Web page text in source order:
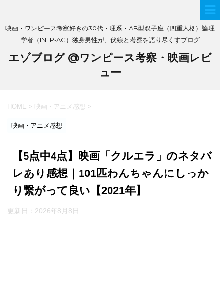
映画・ワンピース考察好きの30代・理系・AB型双子座（四重人格）論理
学者（INTP-AC）独身男性が、伏線と考察を語り尽くすブログ
エゾブログ @ワンピース考察・映画レビ
ュー
HOME > 映画・アニメ感想 >
映画・アニメ感想
【5点中4点】映画「クルエラ」のネタバ
レあり感想｜101匹わんちゃんにしっか
り繋がって良い【2021年】
更新日： 2026年8月8日